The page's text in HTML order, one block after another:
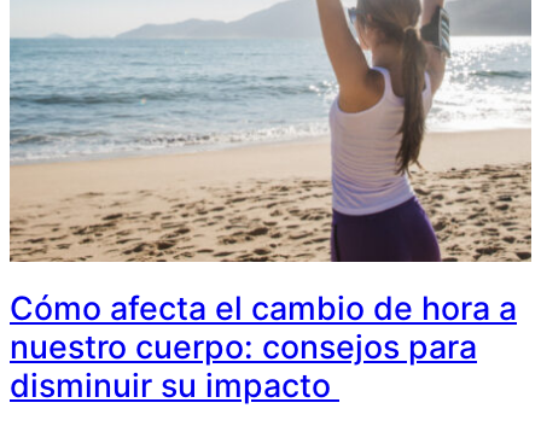
Cómo afecta el cambio de hora a
nuestro cuerpo: consejos para
disminuir su impacto